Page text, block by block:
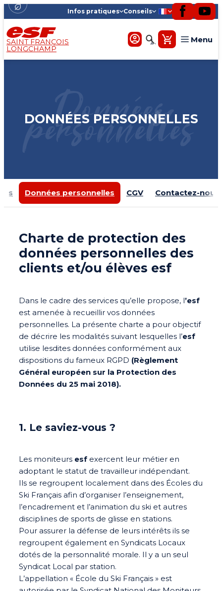
Infos pratiques Conseils
SAINT FRANÇOIS
LONGCHAMP
Adultes
Menu
Données
personnelles
DONNÉES PERSONNELLES
Données personnelles CGV Contactez-nous
Charte de protection des
données personnelles des
clients et/ou élèves esf
Dans le cadre des services qu’elle propose, l’esf
est amenée à recueillir vos données
personnelles. La présente charte a pour objectif
de décrire les modalités suivant lesquelles l’esf
utilise lesdites données conformément aux
dispositions du fameux RGPD (Règlement
Général européen sur la Protection des
Données du 25 mai 2018).
1. Le saviez-vous ?
Les moniteurs esf exercent leur métier en
adoptant le statut de travailleur indépendant.
Ils se regroupent localement dans des Écoles du
Ski Français afin d’organiser l’enseignement,
l’encadrement et l’animation du ski et autres
disciplines de sports de glisse en stations.
Pour assurer la défense de leurs intérêts ils se
regroupent également en Syndicats Locaux
dotés de la personnalité morale. Il y a un seul
Syndicat Local par station.
L’appellation « École du Ski Français » est